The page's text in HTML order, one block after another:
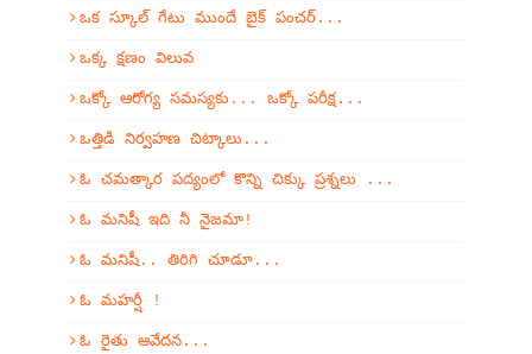
ఒక స్కూల్ గేటు ముందే బైక్ పంచర్...
ఒక్క క్షణం విలువ
ఒక్కో ఆరోగ్య సమస్యకు... ఒక్కో పరీక్ష...
ఒత్తిడి నిర్వహణ చిట్కాలు...
ఓ చమత్కార పద్యంలో కొన్ని చిక్కు ప్రశ్నలు ...
ఓ మనిషీ ఇది నీ నైజమా!
ఓ మనిషీ.. తిరిగి చూడూ...
ఓ మహర్షీ !
ఓ రైతు ఆవేదన...